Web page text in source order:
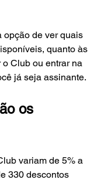
opção de ver quais
quanto às
Club ou entrar na
já seja assinante.
os
variam de 5% a
330 descontos